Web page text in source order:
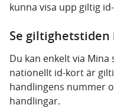
kunna visa upp giltig
Se
Du kan enkelt via
nationellt id-kort är
handlingens nummer
handlingar.